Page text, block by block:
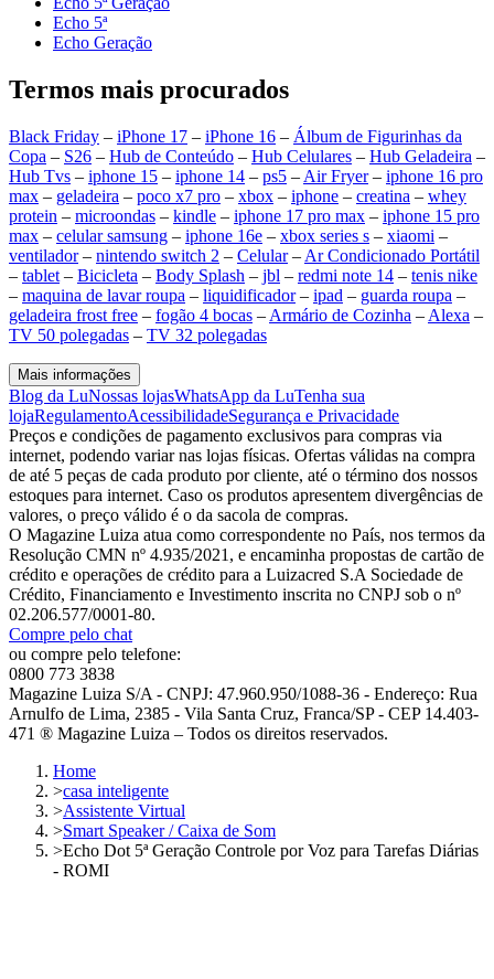
Echo 5ª
Echo Geração
Termos mais procurados
Black Friday – iPhone 17 – iPhone 16 – Álbum de Figurinhas da
Copa – S26 – Hub de Conteúdo – Hub Celulares – Hub Geladeira –
Hub Tvs – iphone 15 – iphone 14 – ps5 – Air Fryer– iphone 16 pro
max – geladeira – poco x7 pro – xbox – iphone – creatina – whey
protein – microondas – kindle – iphone 17 pro max – iphone 15 pro
max – celular samsung – iphone 16e – xbox series s – xiaomi –
ventilador– nintendo switch 2 – Celular– Ar Condicionado Portátil
– tablet – Bicicleta – Body Splash – jbl – redmi note 14 – tenis nike
– maquina de lavar roupa – liquidificador– ipad – guarda roupa –
geladeira frost free – fogão 4 bocas – Armário de Cozinha – Alexa –
TV 50 polegadas – TV 32 polegadas
Mais informações
Blog da LuNossas lojasWhatsApp da LuTenha sua
lojaRegulamentoAcessibilidadeSegurança e Privacidade
Preços e condições de pagamento exclusivos para compras via
internet, podendo variar nas lojas físicas. Ofertas válidas na compra
de até 5 peças de cada produto por cliente, até o término dos nossos
estoques para internet. Caso os produtos apresentem divergências de
valores, o preço válido é o da sacola de compras.
O Magazine Luiza atua como correspondente no País, nos termos da
Resolução CMN nº 4.935/2021, e encaminha propostas de cartão de
crédito e operações de crédito para a Luizacred S.A Sociedade de
Crédito, Financiamento e Investimento inscrita no CNPJ sob o nº
02.206.577/0001-80.
Compre pelo chat
ou compre pelo telefone:
0800 773 3838
Magazine Luiza S/A - CNPJ: 47.960.950/1088-36 - Endereço: Rua
Arnulfo de Lima, 2385 - Vila Santa Cruz, Franca/SP - CEP 14.403-
471 ® Magazine Luiza – Todos os direitos reservados.
Home
>casa inteligente
>Assistente Virtual
>Smart Speaker / Caixa de Som
>Echo Dot 5ª Geração Controle por Voz para Tarefas Diárias
- ROMI